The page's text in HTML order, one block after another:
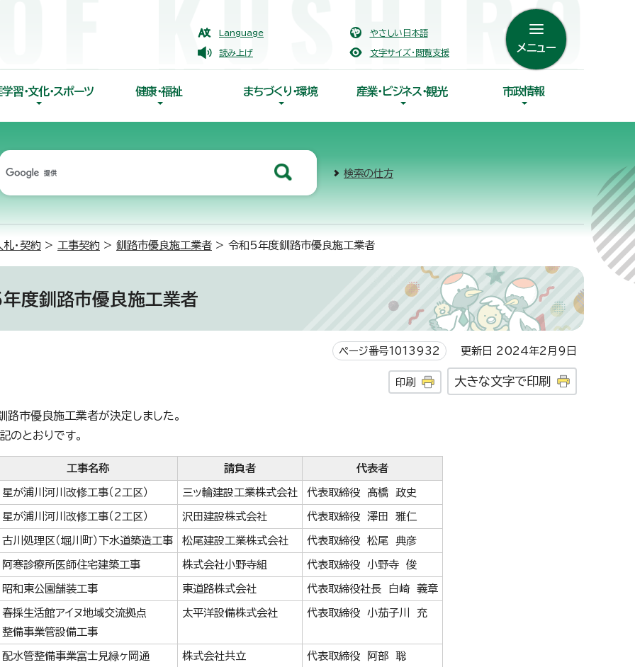
Language やさしい日本語
読み上げ 文字サイズ・閲覧支援 メニュー
習・文化・スポーツ 健康・福祉 まちづくり・環境 産業・ビジネス・観光 市政情報
検索の仕方
札・契約 > 工事契約 > 釧路市優良施工業者 > 令和5年度釧路市優良施工業者
度釧路市優良施工業者
ページ番号1013932 更新日 2024年2月9日
印刷 大きな文字で印刷
路市優良施工業者が決定しました。
のとおりです。
工事名称 請負者 代表者
星が浦川河川改修工事（2工区） 三ッ輪建設工業株式会社 代表取締役 髙橋 政史
星が浦川河川改修工事（2工区） 沢田建設株式会社 代表取締役 澤田 雅仁
古川処理区（堀川町）下水道築造工事 松尾建設工業株式会社 代表取締役 松尾 典彦
阿寒診療所医師住宅建築工事 株式会社小野寺組 代表取締役 小野寺 俊
昭和東公園舗装工事 東道路株式会社 代表取締役社長 白崎 義章
春採生活館アイヌ地域交流拠点
整備事業管設備工事
太平洋設備株式会社 代表取締役 小茄子川 充
配水管整備事業富士見緑ヶ岡通
株式会社共立 代表取締役 阿部 聡